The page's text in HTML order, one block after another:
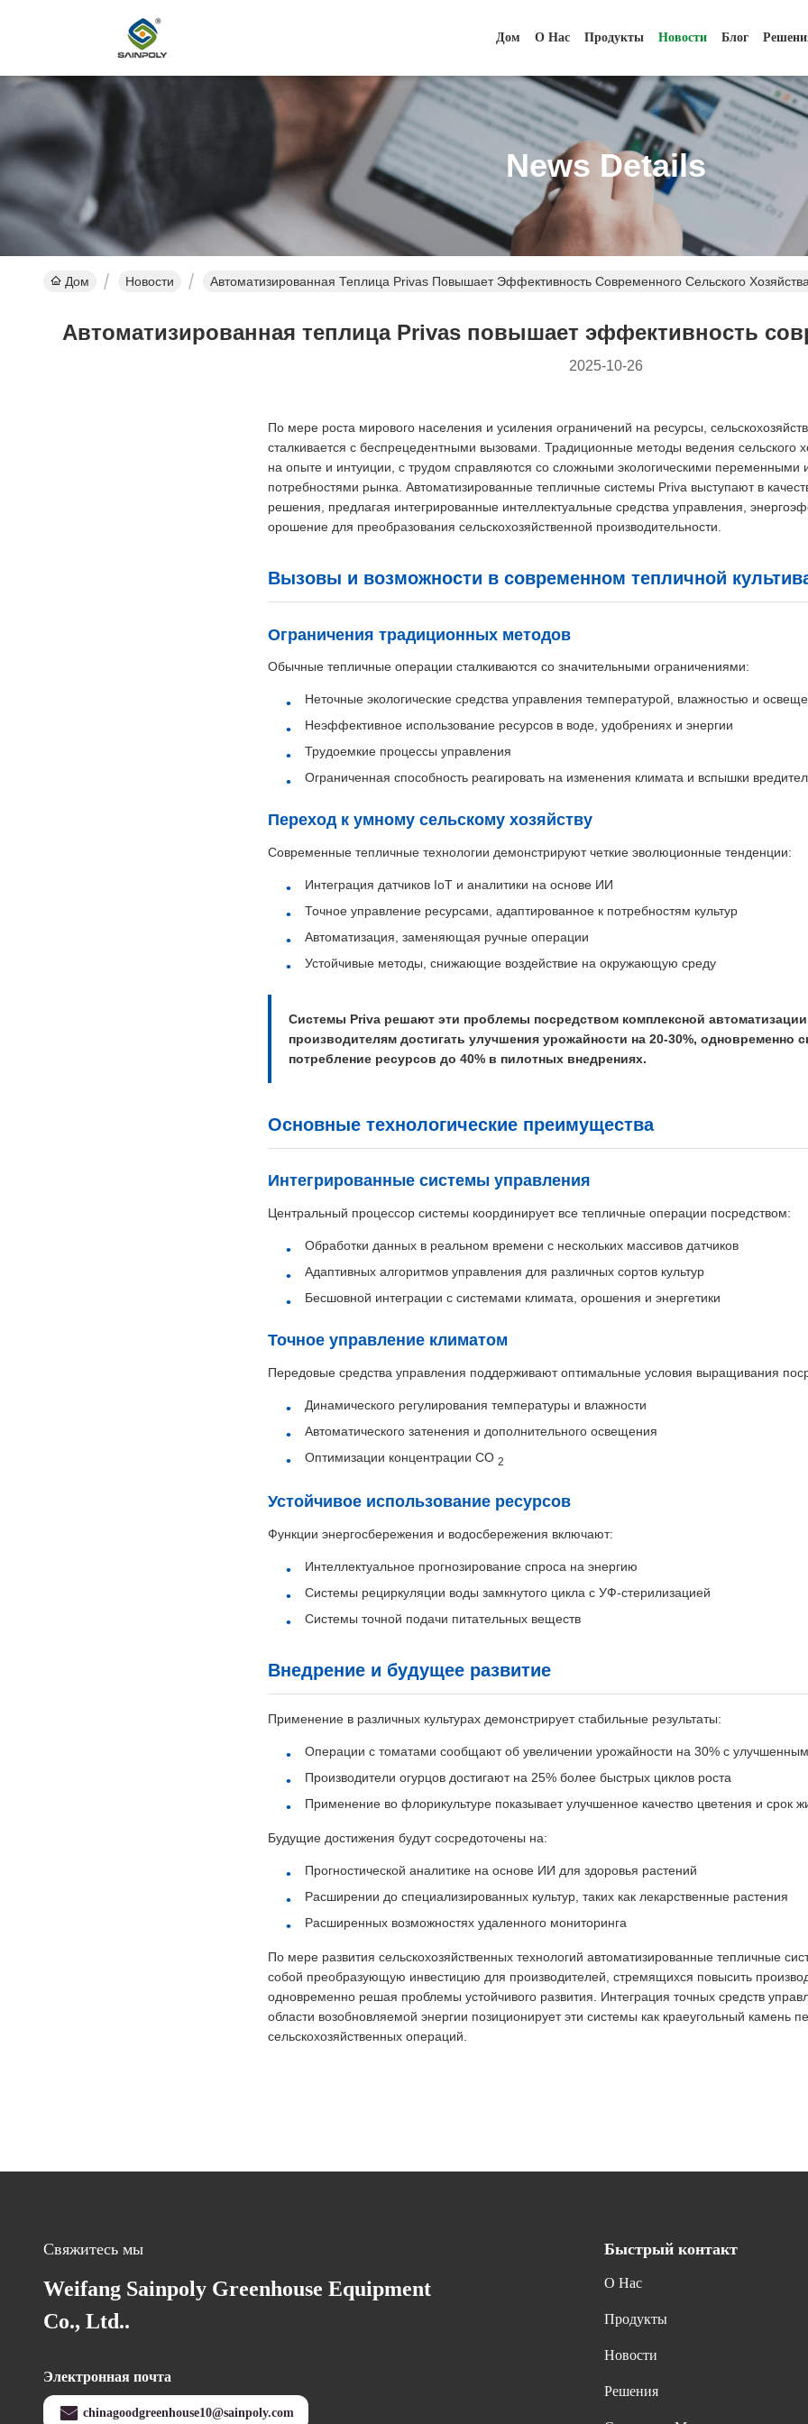
Дом О Нас Продукты Новости Блог
News Details
Дом Новости Автоматизированная Теплица Privas Повышает Эффективность Современного Сельского Хозяйства
Автоматизированная теплица Privas повышает эффективность
2025-10-26
По мере роста мирового населения и усиления ограничений на ресурсы,
сталкивается с беспрецедентными вызовами. Традиционные методы ведения сельского
на опыте и интуиции, с трудом справляются со сложными экологическими переменными
потребностями рынка. Автоматизированные тепличные системы Priva выступают в
решения, предлагая интегрированные интеллектуальные средства управления,
орошение для преобразования сельскохозяйственной производительности.
Вызовы и возможности в современном тепличной
Ограничения традиционных методов
Обычные тепличные операции сталкиваются со значительными ограничениями:
Неточные экологические средства управления температурой, влажностью и
Неэффективное использование ресурсов в воде, удобрениях и энергии
Трудоемкие процессы управления
Ограниченная способность реагировать на изменения климата и вспышки
Переход к умному сельскому хозяйству
Современные тепличные технологии демонстрируют четкие эволюционные тенденции:
Интеграция датчиков IoT и аналитики на основе ИИ
Точное управление ресурсами, адаптированное к потребностям культур
Автоматизация, заменяющая ручные операции
Устойчивые методы, снижающие воздействие на окружающую среду
Системы Priva решают эти проблемы посредством комплексной
производителям достигать улучшения урожайности на 20-30%, одновременно
потребление ресурсов до 40% в пилотных внедрениях.
Основные технологические преимущества
Интегрированные системы управления
Центральный процессор системы координирует все тепличные операции посредством:
Обработки данных в реальном времени с нескольких массивов датчиков
Адаптивных алгоритмов управления для различных сортов культур
Бесшовной интеграции с системами климата, орошения и энергетики
Точное управление климатом
Передовые средства управления поддерживают оптимальные условия выращивания
Динамического регулирования температуры и влажности
Автоматического затенения и дополнительного освещения
Оптимизации концентрации CO 2
Устойчивое использование ресурсов
Функции энергосбережения и водосбережения включают:
Интеллектуальное прогнозирование спроса на энергию
Системы рециркуляции воды замкнутого цикла с УФ-стерилизацией
Системы точной подачи питательных веществ
Внедрение и будущее развитие
Применение в различных культурах демонстрирует стабильные результаты:
Операции с томатами сообщают об увеличении урожайности на 30% с
Производители огурцов достигают на 25% более быстрых циклов роста
Применение во флорикультуре показывает улучшенное качество цветения и срок
Будущие достижения будут сосредоточены на:
Прогностической аналитике на основе ИИ для здоровья растений
Расширении до специализированных культур, таких как лекарственные растения
Расширенных возможностях удаленного мониторинга
По мере развития сельскохозяйственных технологий автоматизированные тепличные
собой преобразующую инвестицию для производителей, стремящихся повысить
одновременно решая проблемы устойчивого развития. Интеграция точных средств
области возобновляемой энергии позиционирует эти системы как краеугольный камень
сельскохозяйственных операций.
Свяжитесь мы
Weifang Sainpoly Greenhouse Equipment
Co., Ltd..
Электронная почта
chinagoodgreenhouse10@sainpoly.com
Быстрый контакт
О Нас
Продукты
Новости
Решения